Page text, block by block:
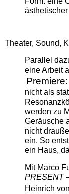
Theater, Sound,
Parallel
eine Arbeit
nicht als
werden zu
Geräusche
nicht
ein. So
ein Haus,
Mit Marco
PRESENT
Heinrich